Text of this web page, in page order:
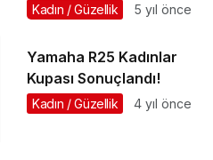
Kadın / Güzellik 5 yıl önce
Yamaha R25 Kadınlar
Kupası Sonuçlandı!
Kadın / Güzellik 4 yıl önce